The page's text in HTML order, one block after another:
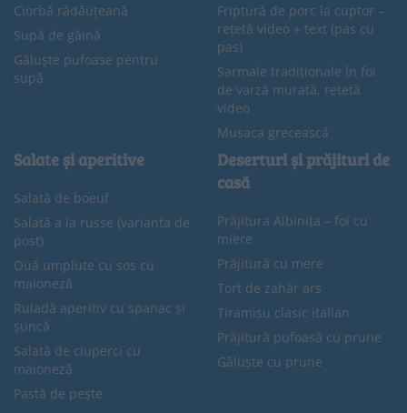
Ciorbă rădăuțeană
Supă de găină
Găluște pufoase pentru
supă
Friptură de porc la cuptor –
rețetă video + text (pas cu
pas)
Sarmale tradiționale în foi
de varză murată, rețetă
video
Musaca grecească
Salate și aperitive
Salată de boeuf
Salată a la russe (varianta de
post)
Ouă umplute cu sos cu
maioneză
Ruladă aperitiv cu spanac și
șuncă
Salată de ciuperci cu
maioneză
Pastă de pește
Deserturi și prăjituri de
casă
Prăjitura Albinița – foi cu
miere
Prăjitură cu mere
Tort de zahăr ars
Tiramisu clasic italian
Prăjitură pufoasă cu prune
Găluște cu prune